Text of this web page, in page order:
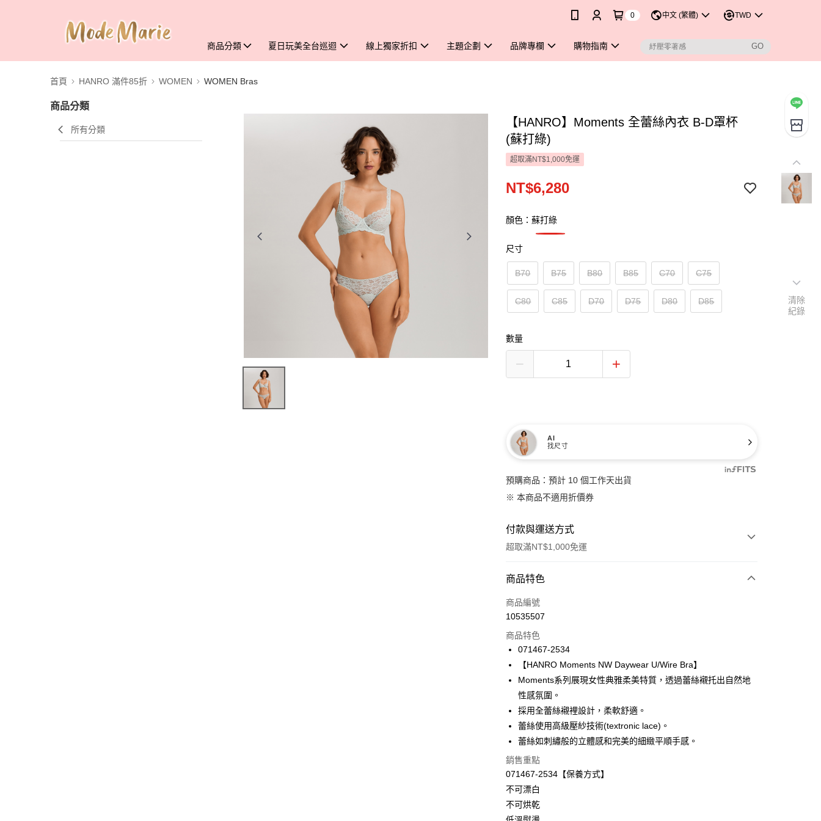
0 中文 (繁體) TWD
商品分類 夏日玩美全台巡迴 線上獨家折扣 主題企劃 品牌專欄 購物指南
首頁 HANRO 滿件85折 WOMEN WOMEN Bras
商品分類
所有分類
【HANRO】Moments 全蕾絲內衣 B-D罩杯
(蘇打綠)
超取滿NT$1,000免運
NT$6,280
顏色：蘇打綠
尺寸
B70 B75 B80 B85 C70 C75
C80 C85 D70 D75 D80 D85
數量
AI
找尺寸
預購商品：預計 10 個工作天出貨
※ 本商品不適用折價券
付款與運送方式
超取滿NT$1,000免運
付款方式
信用卡一次付款
合作金庫商業銀行
第一商業銀行
華南商業銀行
彰化商業銀行
國泰世華商業銀行
臺灣中小企業銀行
台中商業銀行
匯豐（台灣）商業銀行
華泰商業銀行
聯邦商業銀行
遠東國際商業銀行
玉山商業銀行
台新國際商業銀行
台灣樂天信用卡公司
LINE Pay
悠遊付
ATM付款
運送方式
付款後全家取貨-以PackAge+配客嘉循環箱包裝寄出
商品特色
商品編號
10535507
商品特色
071467-2534
【HANRO Moments NW Daywear U/Wire Bra】
Moments系列展現女性典雅柔美特質，透過蕾絲襯托出自然地
性感氛圍。
採用全蕾絲襯裡設計，柔軟舒適。
蕾絲使用高級壓紗技術(textronic lace)。
蕾絲如刺繡般的立體感和完美的細緻平順手感。
銷售重點
071467-2534【保養方式】
不可漂白
不可烘乾
清除
紀錄